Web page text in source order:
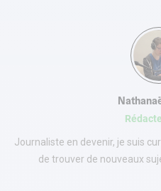
Journaliste en devenir, je suis
de trouver de nouveaux